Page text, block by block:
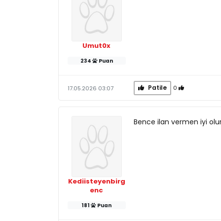
Umut0x
234 Puan
17.05.2026 03:07 Patile 0
Kediisteyenbirg
enc
181 Puan
Bence ilan vermen iyi